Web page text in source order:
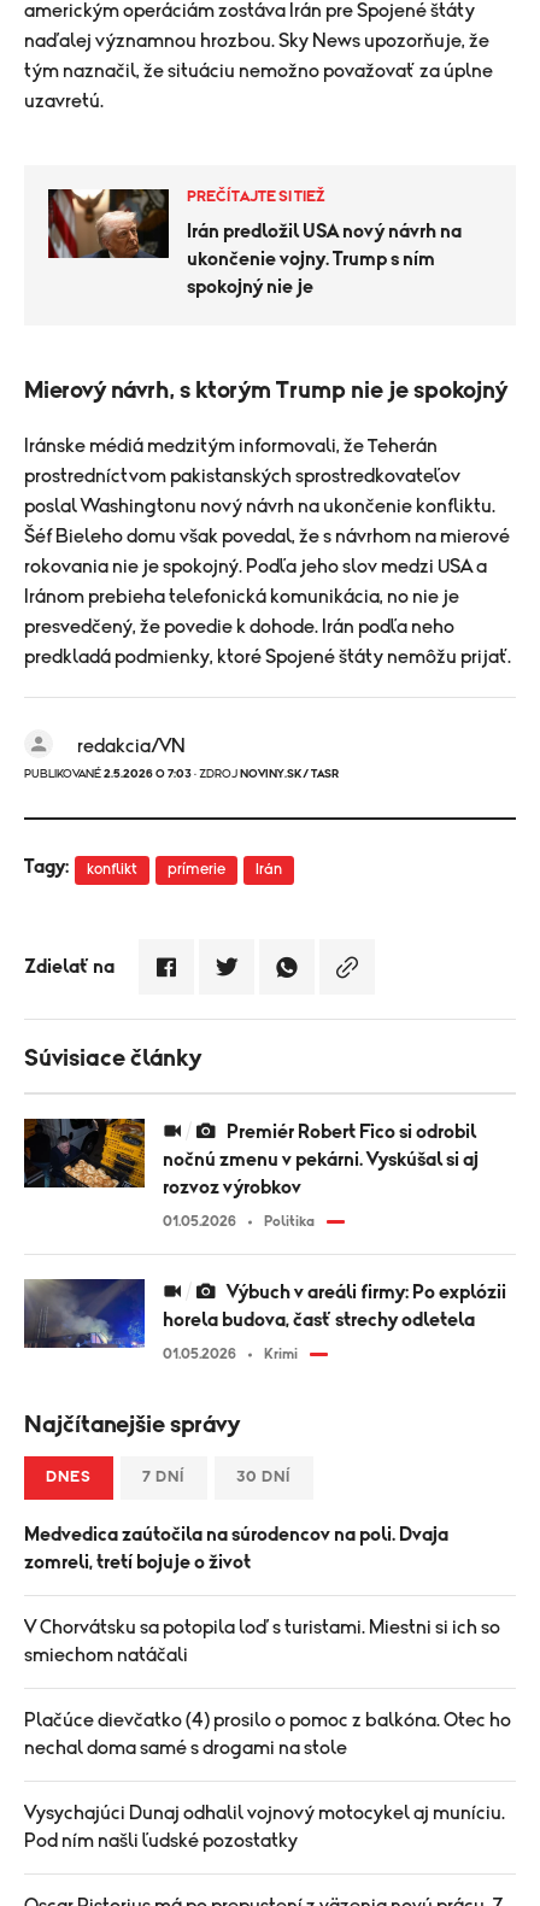
americkým operáciám zostáva Irán pre Spojené štáty
naďalej významnou hrozbou. Sky News upozorňuje, že
tým naznačil, že situáciu nemožno považovať za úplne
uzavretú.
PREČÍTAJTE SI TIEŽ
Irán predložil USA nový návrh na
ukončenie vojny. Trump s ním
spokojný nie je
Mierový návrh, s ktorým Trump nie je spokojný
Iránske médiá medzitým informovali, že Teherán
prostredníctvom pakistanských sprostredkovateľov
poslal Washingtonu nový návrh na ukončenie konfliktu.
Šéf Bieleho domu však povedal, že s návrhom na mierové
rokovania nie je spokojný. Podľa jeho slov medzi USA a
Iránom prebieha telefonická komunikácia, no nie je
presvedčený, že povedie k dohode. Irán podľa neho
predkladá podmienky, ktoré Spojené štáty nemôžu prijať.
redakcia/VN
PUBLIKOVANÉ 2.5.2026 O 7:03 · ZDROJ NOVINY.SK/ TASR
Tagy: konflikt prímerie Irán
Zdielať na
Súvisiace články
nočnú zmenu v pekárni. Vyskúšal si aj
rozvoz výrobkov
01.05.2026 Politika
horela budova, časť strechy odletela
01.05.2026 Krimi
Najčítanejšie správy
DNES 7 DNÍ 30 DNÍ
Medvedica zaútočila na súrodencov na poli. Dvaja
zomreli, tretí bojuje o život
V Chorvátsku sa potopila loď s turistami. Miestni si ich so
smiechom natáčali
Plačúce dievčatko (4) prosilo o pomoc z balkóna. Otec ho
nechal doma samé s drogami na stole
Vysychajúci Dunaj odhalil vojnový motocykel aj muníciu.
Pod ním našli ľudské pozostatky